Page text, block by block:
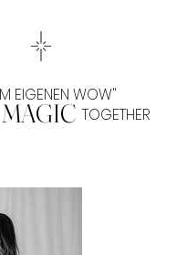
MAGIC
EIGENEN WOW"
TOGETHER